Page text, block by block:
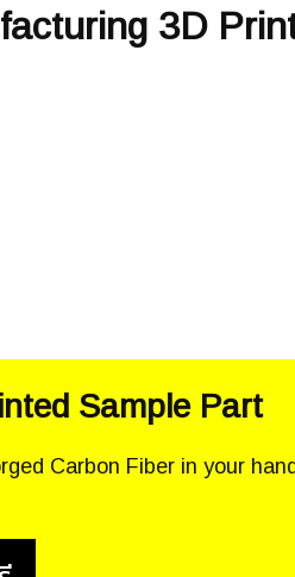
3D
Sample Part
Carbon Fiber in your